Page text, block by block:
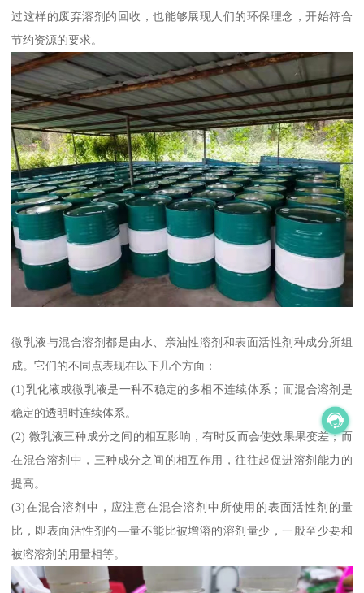
过这样的废弃溶剂的回收，也能够展现人们的环保理念，开始符合
节约资源的要求。
微乳液与混合溶剂都是由水、亲油性溶剂和表面活性剂种成分所组
成。它们的不同点表现在以下几个方面：
(1)乳化液或微乳液是一种不稳定的多相不连续体系；而混合溶剂是
稳定的透明时连续体系。
(2) 微乳液三种成分之间的相互影响，有时反而会使效果果变差；而
在混合溶剂中，三种成分之间的相互作用，往往起促进溶剂能力的
提高。
(3)在混合溶剂中，应注意在混合溶剂中所使用的表面活性剂的量
比，即表面活性剂的—量不能比被增溶的溶剂量少，一般至少要和
被溶溶剂的用量相等。